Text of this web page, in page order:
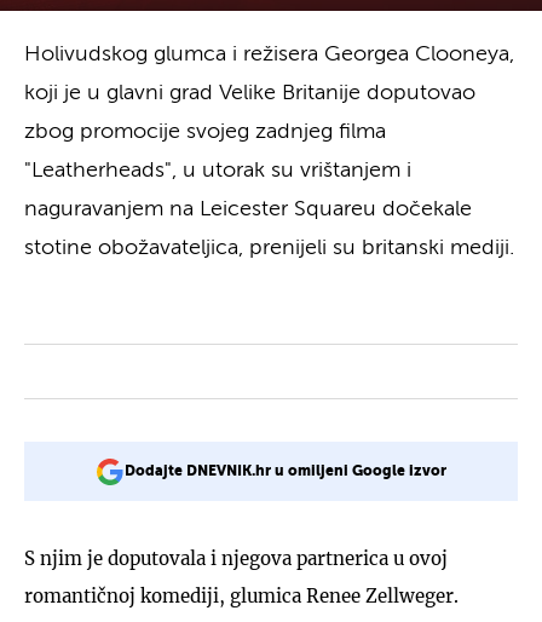
Holivudskog glumca i režisera Georgea Clooneya,
koji je u glavni grad Velike Britanije doputovao
zbog promocije svojeg zadnjeg filma
"Leatherheads", u utorak su vrištanjem i
naguravanjem na Leicester Squareu dočekale
stotine obožavateljica, prenijeli su britanski mediji.
Dodajte DNEVNIK.hr u omiljeni Google izvor
S njim je doputovala i njegova partnerica u ovoj
romantičnoj komediji, glumica Renee Zellweger.